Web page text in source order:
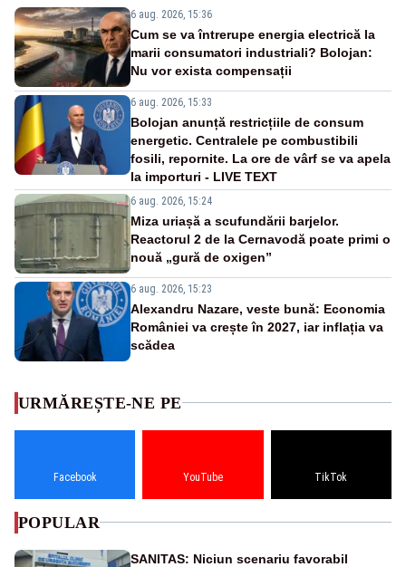
6 aug. 2026, 15:36
Cum se va întrerupe energia electrică la
marii consumatori industriali? Bolojan:
Nu vor exista compensații
6 aug. 2026, 15:33
Bolojan anunță restricțiile de consum
energetic. Centralele pe combustibili
fosili, repornite. La ore de vârf se va apela
la importuri - LIVE TEXT
6 aug. 2026, 15:24
Miza uriașă a scufundării barjelor.
Reactorul 2 de la Cernavodă poate primi o
nouă „gură de oxigen”
6 aug. 2026, 15:23
Alexandru Nazare, veste bună: Economia
României va crește în 2027, iar inflația va
scădea
URMĂREȘTE-NE PE
Facebook YouTube TikTok
POPULAR
SANITAS: Niciun scenariu favorabil